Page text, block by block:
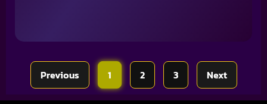
Previous 1 2 3 Next